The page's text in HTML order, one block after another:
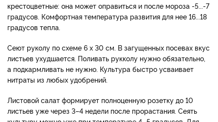
крестоцветные: она может оправиться и после мороза -5...-7
градусов. Комфортная температура развития для нее 16...18
градусов тепла.
Сеют руколу по схеме 6 х 30 см. В загущенных посевах вкус
листьев ухудшается. Поливать рукколу нужно обязательно,
а подкармливать не нужно. Культура быстро усваивает
нитраты из любых удобрений.
Листовой салат формирует полноценную розетку до 10
листьев уже через 3–4 недели после прорастания. Сеять